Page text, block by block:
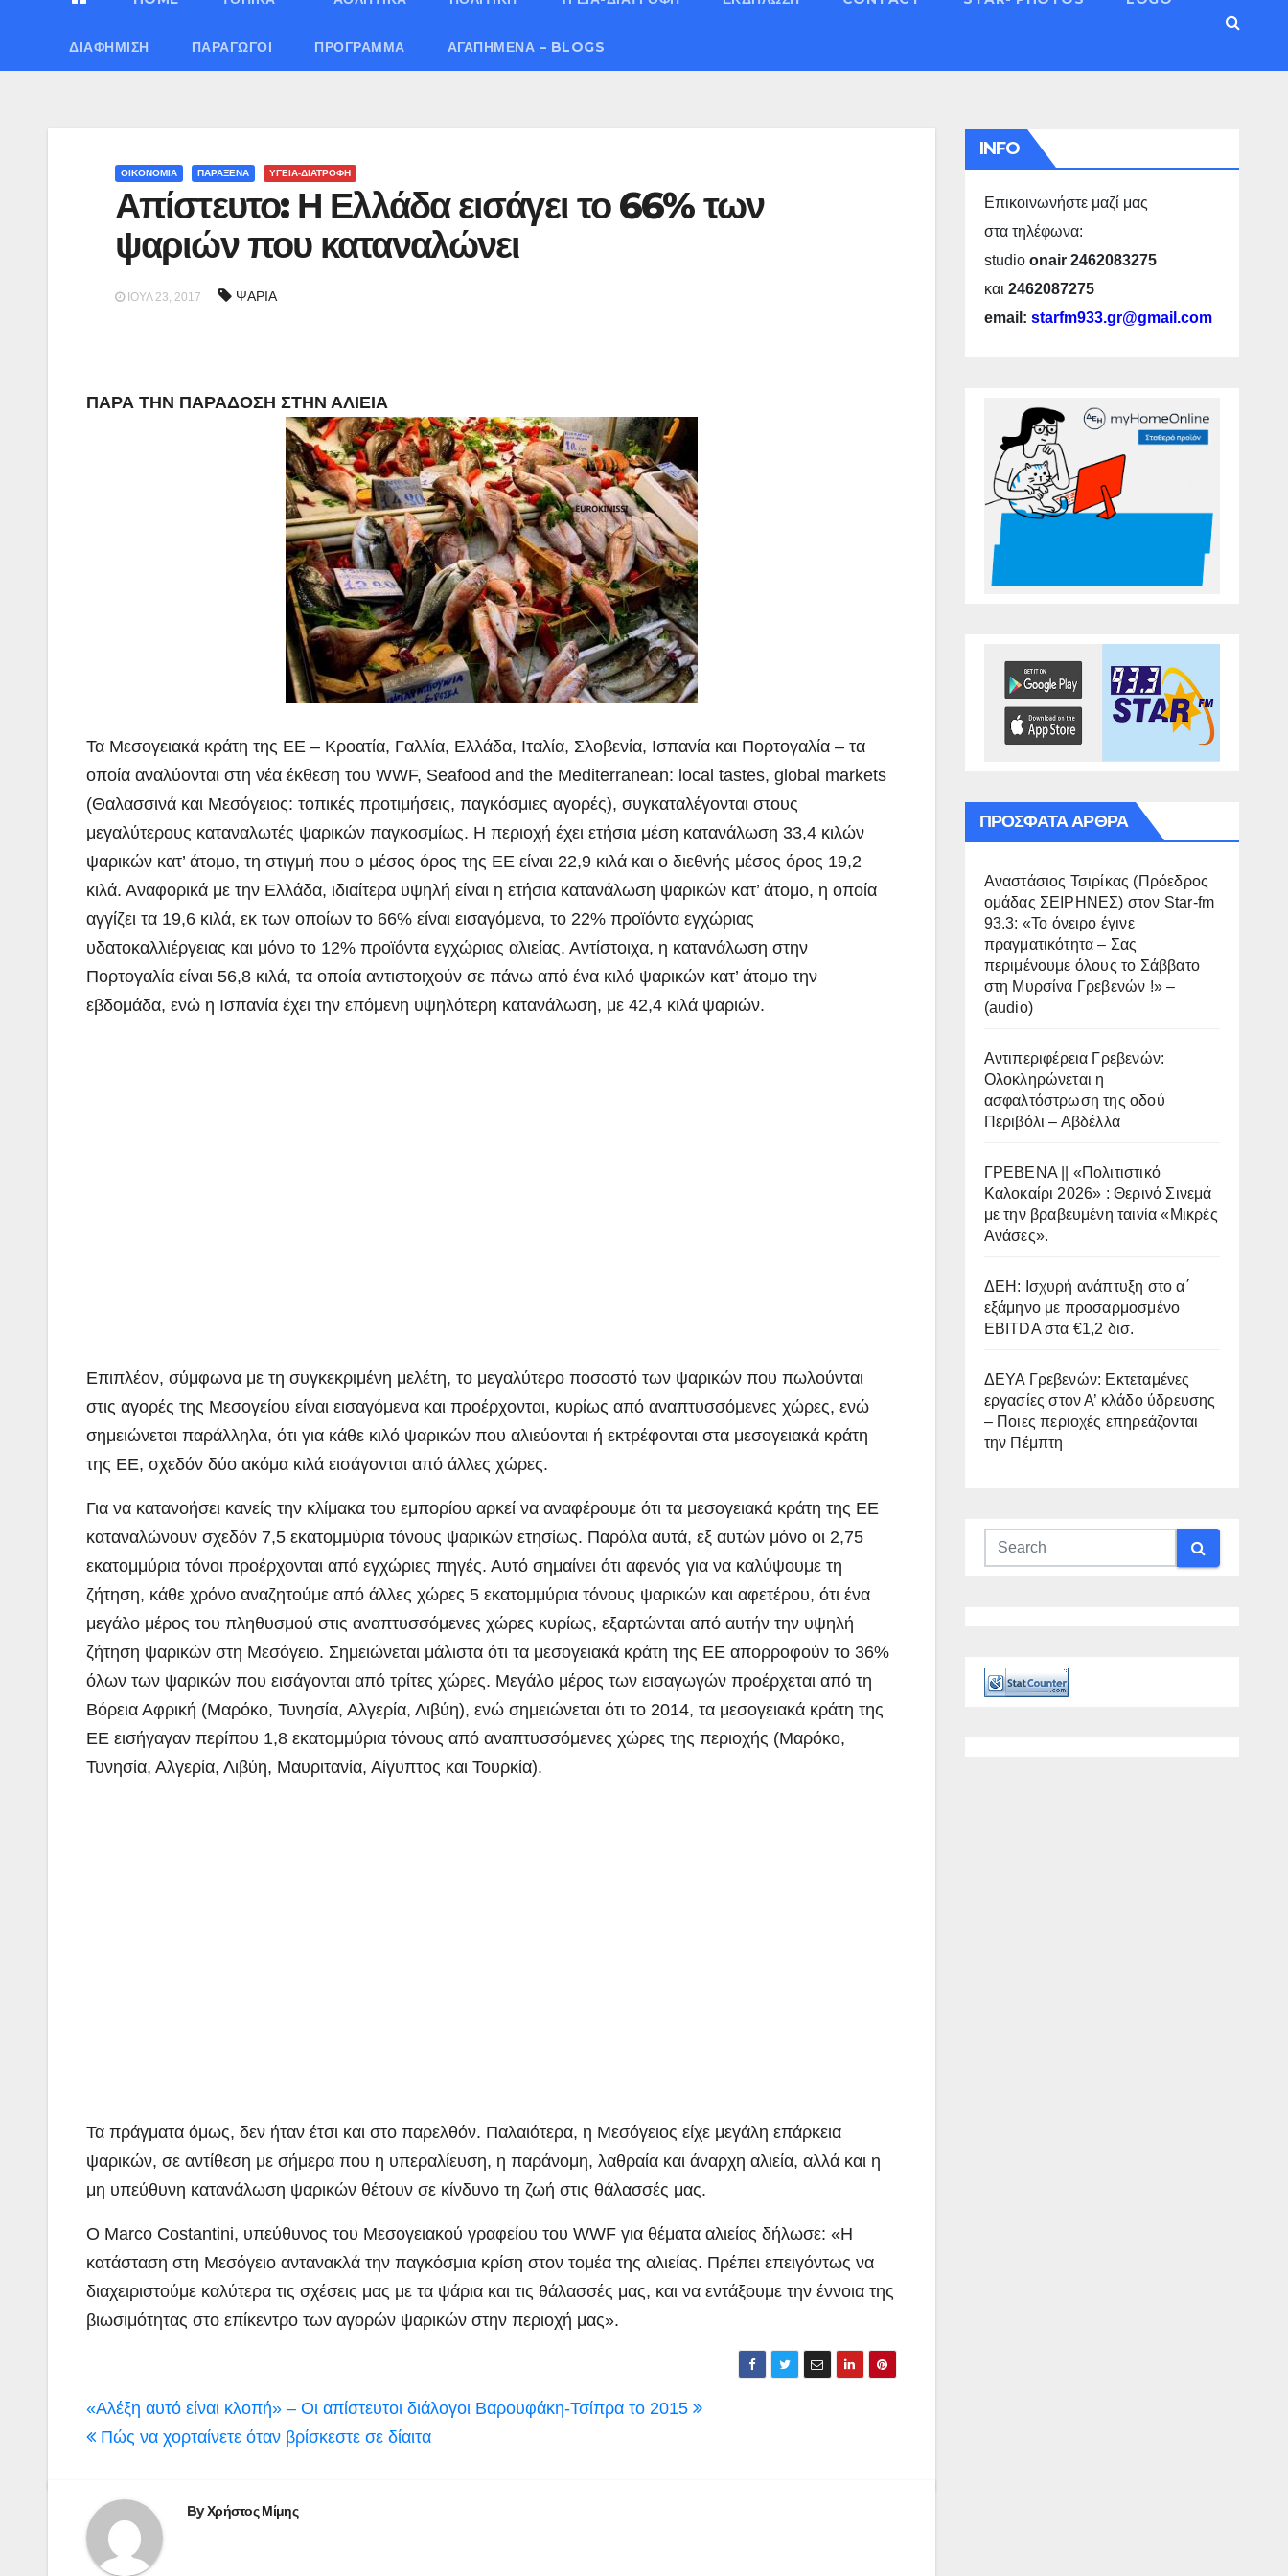
ΔΙΑΦΉΜΙΣΗ ΠΑΡΑΓΩΓΟΊ ΠΡΌΓΡΑΜΜΑ ΑΓΑΠΗΜΈΝΑ – BLOGS
ΟΙΚΟΝΟΜΙΑ ΠΑΡΑΞΕΝΑ ΥΓΕΙΑ-ΔΙΑΤΡΟΦΗ
Απίστευτο: Η Ελλάδα εισάγει το 66% των
ψαριών που καταναλώνει
ΙΟΎΛ 23, 2017 ΨΑΡΙΑ
ΠΑΡΑ ΤΗΝ ΠΑΡΑΔΟΣΗ ΣΤΗΝ ΑΛΙΕΙΑ
Τα Μεσογειακά κράτη της ΕΕ – Κροατία, Γαλλία, Ελλάδα, Ιταλία, Σλοβενία, Ισπανία και Πορτογαλία – τα
οποία αναλύονται στη νέα έκθεση του WWF, Seafood and the Mediterranean: local tastes, global markets
(Θαλασσινά και Μεσόγειος: τοπικές προτιμήσεις, παγκόσμιες αγορές), συγκαταλέγονται στους
μεγαλύτερους καταναλωτές ψαρικών παγκοσμίως. Η περιοχή έχει ετήσια μέση κατανάλωση 33,4 κιλών
ψαρικών κατ’ άτομο, τη στιγμή που ο μέσος όρος της ΕΕ είναι 22,9 κιλά και ο διεθνής μέσος όρος 19,2
κιλά. Αναφορικά με την Ελλάδα, ιδιαίτερα υψηλή είναι η ετήσια κατανάλωση ψαρικών κατ’ άτομο, η οποία
αγγίζει τα 19,6 κιλά, εκ των οποίων το 66% είναι εισαγόμενα, το 22% προϊόντα εγχώριας
υδατοκαλλιέργειας και μόνο το 12% προϊόντα εγχώριας αλιείας. Αντίστοιχα, η κατανάλωση στην
Πορτογαλία είναι 56,8 κιλά, τα οποία αντιστοιχούν σε πάνω από ένα κιλό ψαρικών κατ’ άτομο την
εβδομάδα, ενώ η Ισπανία έχει την επόμενη υψηλότερη κατανάλωση, με 42,4 κιλά ψαριών.
Επιπλέον, σύμφωνα με τη συγκεκριμένη μελέτη, το μεγαλύτερο ποσοστό των ψαρικών που πωλούνται
στις αγορές της Μεσογείου είναι εισαγόμενα και προέρχονται, κυρίως από αναπτυσσόμενες χώρες, ενώ
σημειώνεται παράλληλα, ότι για κάθε κιλό ψαρικών που αλιεύονται ή εκτρέφονται στα μεσογειακά κράτη
της ΕΕ, σχεδόν δύο ακόμα κιλά εισάγονται από άλλες χώρες.
Για να κατανοήσει κανείς την κλίμακα του εμπορίου αρκεί να αναφέρουμε ότι τα μεσογειακά κράτη της ΕΕ
καταναλώνουν σχεδόν 7,5 εκατομμύρια τόνους ψαρικών ετησίως. Παρόλα αυτά, εξ αυτών μόνο οι 2,75
εκατομμύρια τόνοι προέρχονται από εγχώριες πηγές. Αυτό σημαίνει ότι αφενός για να καλύψουμε τη
ζήτηση, κάθε χρόνο αναζητούμε από άλλες χώρες 5 εκατομμύρια τόνους ψαρικών και αφετέρου, ότι ένα
μεγάλο μέρος του πληθυσμού στις αναπτυσσόμενες χώρες κυρίως, εξαρτώνται από αυτήν την υψηλή
ζήτηση ψαρικών στη Μεσόγειο. Σημειώνεται μάλιστα ότι τα μεσογειακά κράτη της ΕΕ απορροφούν το 36%
όλων των ψαρικών που εισάγονται από τρίτες χώρες. Μεγάλο μέρος των εισαγωγών προέρχεται από τη
Βόρεια Αφρική (Μαρόκο, Τυνησία, Αλγερία, Λιβύη), ενώ σημειώνεται ότι το 2014, τα μεσογειακά κράτη της
ΕΕ εισήγαγαν περίπου 1,8 εκατομμύρια τόνους από αναπτυσσόμενες χώρες της περιοχής (Μαρόκο,
Τυνησία, Αλγερία, Λιβύη, Μαυριτανία, Αίγυπτος και Τουρκία).
Τα πράγματα όμως, δεν ήταν έτσι και στο παρελθόν. Παλαιότερα, η Μεσόγειος είχε μεγάλη επάρκεια
ψαρικών, σε αντίθεση με σήμερα που η υπεραλίευση, η παράνομη, λαθραία και άναρχη αλιεία, αλλά και η
μη υπεύθυνη κατανάλωση ψαρικών θέτουν σε κίνδυνο τη ζωή στις θάλασσές μας.
Ο Marco Costantini, υπεύθυνος του Μεσογειακού γραφείου του WWF για θέματα αλιείας δήλωσε: «Η
κατάσταση στη Μεσόγειο αντανακλά την παγκόσμια κρίση στον τομέα της αλιείας. Πρέπει επειγόντως να
διαχειριστούμε καλύτερα τις σχέσεις μας με τα ψάρια και τις θάλασσές μας, και να εντάξουμε την έννοια της
βιωσιμότητας στο επίκεντρο των αγορών ψαρικών στην περιοχή μας».
Πλοήγηση
άρθρων
«Αλέξη αυτό είναι κλοπή» – Οι απίστευτοι διάλογοι Βαρουφάκη-Τσίπρα το 2015
Πώς να χορταίνετε όταν βρίσκεστε σε δίαιτα
ByΧρήστος Μίμης
INFO
Επικοινωνήστε μαζί μας
στα τηλέφωνα:
studio onair 2462083275
και 2462087275
email: starfm933.gr@gmail.com
ΠΡΌΣΦΑΤΑ ΆΡΘΡΑ
Αναστάσιος Τσιρίκας (Πρόεδρος
ομάδας ΣΕΙΡΗΝΕΣ) στον Star-fm
93.3: «Το όνειρο έγινε
πραγματικότητα – Σας
περιμένουμε όλους το Σάββατο
στη Μυρσίνα Γρεβενών !» –
(audio)
Αντιπεριφέρεια Γρεβενών:
Ολοκληρώνεται η
ασφαλτόστρωση της οδού
Περιβόλι – Αβδέλλα
ΓΡΕΒΕΝΑ || «Πολιτιστικό
Καλοκαίρι 2026» : Θερινό Σινεμά
με την βραβευμένη ταινία «Μικρές
Ανάσες».
ΔΕΗ: Ισχυρή ανάπτυξη στο α΄
εξάμηνο με προσαρμοσμένο
EBITDA στα €1,2 δισ.
ΔΕΥΑ Γρεβενών: Εκτεταμένες
εργασίες στον Α’ κλάδο ύδρευσης
– Ποιες περιοχές επηρεάζονται
την Πέμπτη